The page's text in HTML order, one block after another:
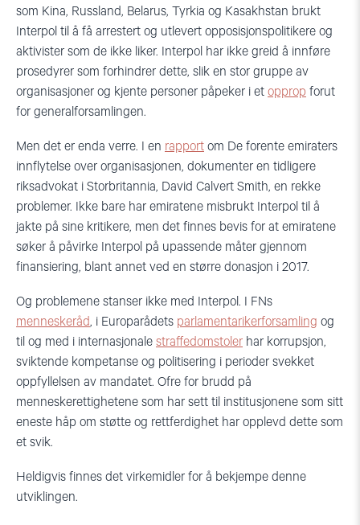
som Kina, Russland, Belarus, Tyrkia og Kasakhstan brukt
Interpol til å få arrestert og utlevert opposisjonspolitikere og
aktivister som de ikke liker. Interpol har ikke greid å innføre
prosedyrer som forhindrer dette, slik en stor gruppe av
organisasjoner og kjente personer påpeker i et opprop forut
for generalforsamlingen.
Men det er enda verre. I en rapport om De forente emiraters
innflytelse over organisasjonen, dokumenter en tidligere
riksadvokat i Storbritannia, David Calvert Smith, en rekke
problemer. Ikke bare har emiratene misbrukt Interpol til å
jakte på sine kritikere, men det finnes bevis for at emiratene
søker å påvirke Interpol på upassende måter gjennom
finansiering, blant annet ved en større donasjon i 2017.
Og problemene stanser ikke med Interpol. I FNs
menneskeråd, i Europarådets parlamentarikerforsamling og
til og med i internasjonale straffedomstoler har korrupsjon,
sviktende kompetanse og politisering i perioder svekket
oppfyllelsen av mandatet. Ofre for brudd på
menneskerettighetene som har sett til institusjonene som sitt
eneste håp om støtte og rettferdighet har opplevd dette som
et svik.
Heldigvis finnes det virkemidler for å bekjempe denne
utviklingen.